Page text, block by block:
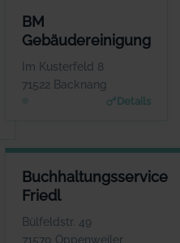
FÜR
Herr Bernd
www.bksys-
BM
Gebäudereinigung
Im Kusterfeld 8
71522 Backnang
Details
BM GEBÄUDEREINIGUNG
ANSPRECHPARTNER
Herr Tihomir
Beganovic
www.bmreinigung.de
UND PROJEKTENTWICKLUNG
www.bonum-
Buchhaltungsservice
Friedl
Bülfeldstr. 49
71570 Oppenweiler
BUCHHALTUNGSSERVICE